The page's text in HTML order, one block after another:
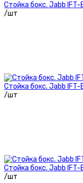
Стойка бокс. Jabb
/шт
Стойка бокс. Jabb
/шт
Стойка бокс. Jabb
/шт